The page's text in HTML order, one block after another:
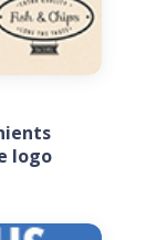
logo